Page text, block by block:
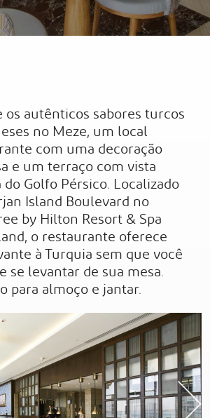
autênticos sabores turcos
no Meze, um local
com uma decoração
e um terraço com vista
Golfo Pérsico. Localizado
Island Boulevard no
by Hilton Resort & Spa
o restaurante oferece
à Turquia sem que você
se levantar de sua mesa.
para almoço e jantar.